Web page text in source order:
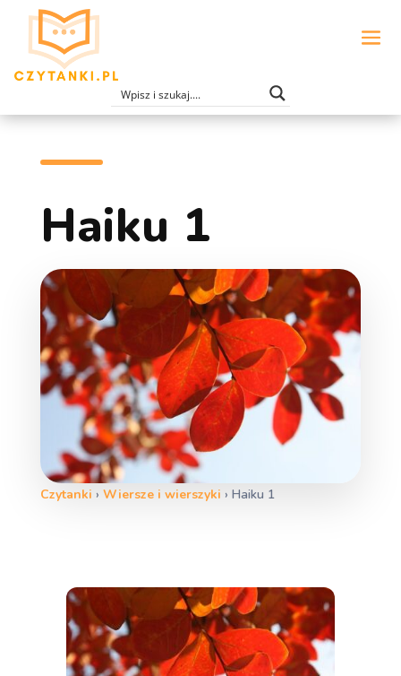
Haiku 1
Czytanki › Wiersze i wierszyki › Haiku 1